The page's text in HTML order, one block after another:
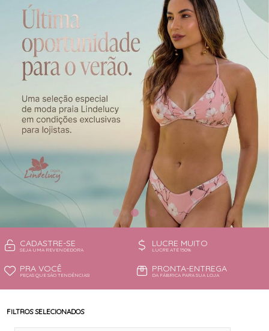
CONJUNTO
CONJUNTO BIQUÍNI
PIJAMA DE VERÃO
ROBE
TOP
TODOS DE OUTLET
CADASTRE-SE
SEJA UMA REVENDEDORA
LUCRE MUITO
LUCRE ATÉ 150%
PRA VOCÊ
PEÇAS QUE SÃO TENDÊNCIAS!
PRONTA-ENTREGA
DA FÁBRICA PARA SUA LOJA
FILTROS SELECIONADOS